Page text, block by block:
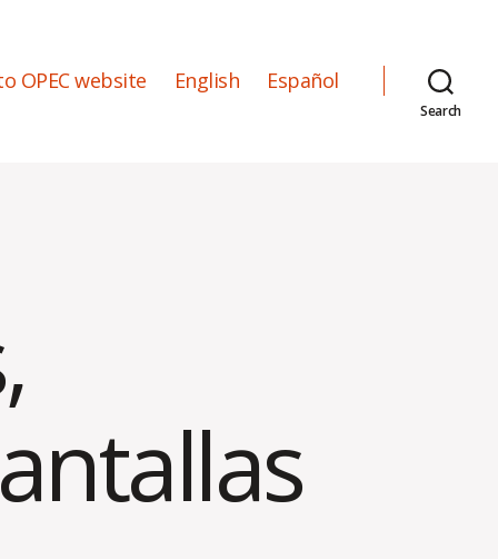
OPEC website English Español
Search